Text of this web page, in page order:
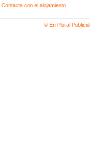
Contacta con el alojamiento.
© En Plural